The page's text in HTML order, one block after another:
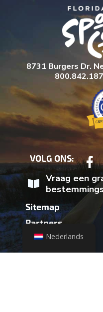
8731 Burgers Dr.
VOLG ONS:
Vraag een
Sitemap
Partners
Contact
druk op
Nederlands